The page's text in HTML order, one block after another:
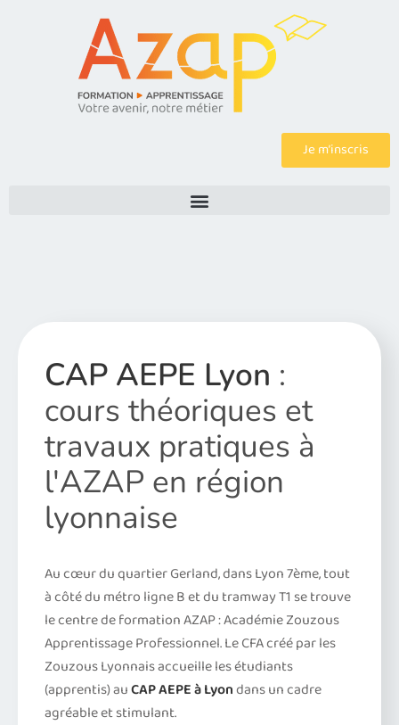
Je m’inscris
CAP AEPE Lyon :
cours théoriques et
travaux pratiques à
l'AZAP en région
lyonnaise
Au cœur du quartier Gerland, dans Lyon 7ème, tout
à côté du métro ligne B et du tramway T1 se trouve
le centre de formation AZAP : Académie Zouzous
Apprentissage Professionnel. Le CFA créé par les
Zouzous Lyonnais accueille les étudiants
(apprentis) auCAP AEPE à Lyondans un cadre
agréable et stimulant.